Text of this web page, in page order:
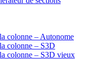
colonne – Autonome
colonne – S3D
colonne – S3D vieux